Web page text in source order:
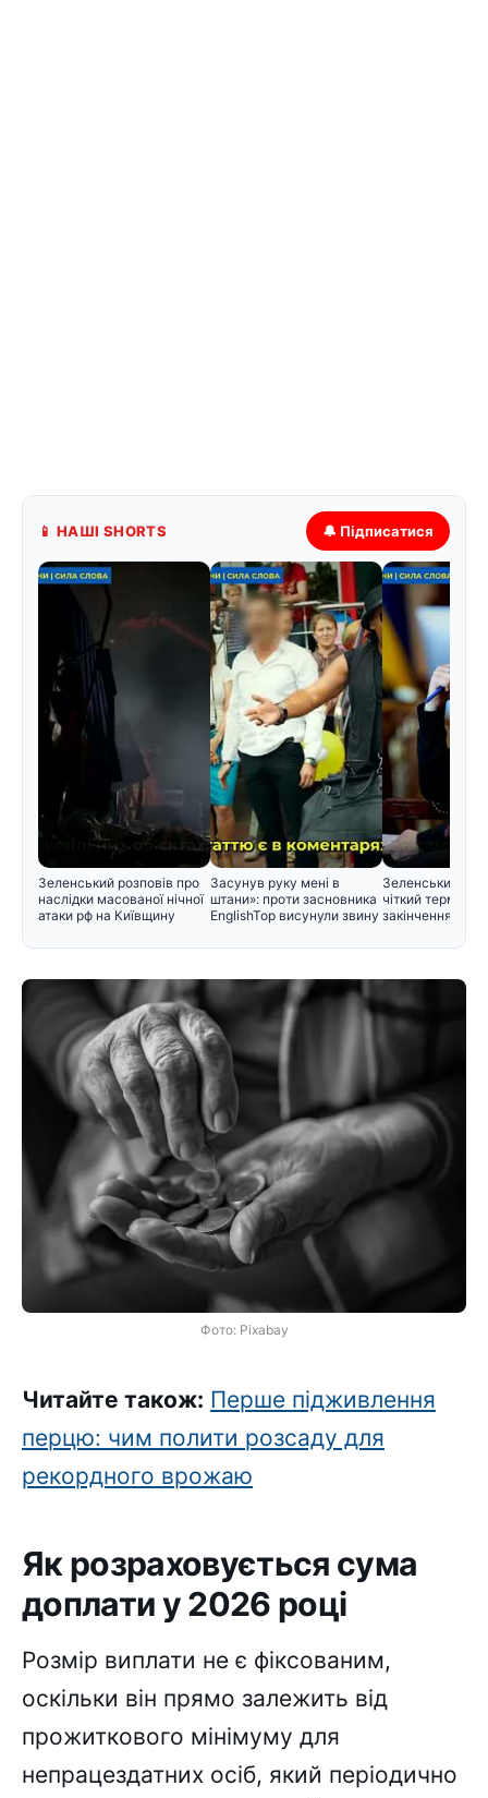
📱 НАШІ SHORTS 🔔 Підписатися
Зеленський розповів про
наслідки масованої нічної
атаки рф на Київщину
Засунув руку мені в
штани»: проти засновника
EnglishTop висунули звину
Зеленський
чіткий термін
закінчення війни
Фото: Pixabay
Читайте також: Перше підживлення
перцю: чим полити розсаду для
рекордного врожаю
Як розраховується сума
доплати у 2026 році
Розмір виплати не є фіксованим,
оскільки він прямо залежить від
прожиткового мінімуму для
непрацездатних осіб, який періодично